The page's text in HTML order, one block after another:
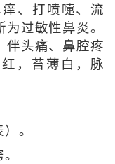
、打喷嚏、流
过敏性鼻炎。
伴头痛、鼻腔疼
，苔薄白，脉
。